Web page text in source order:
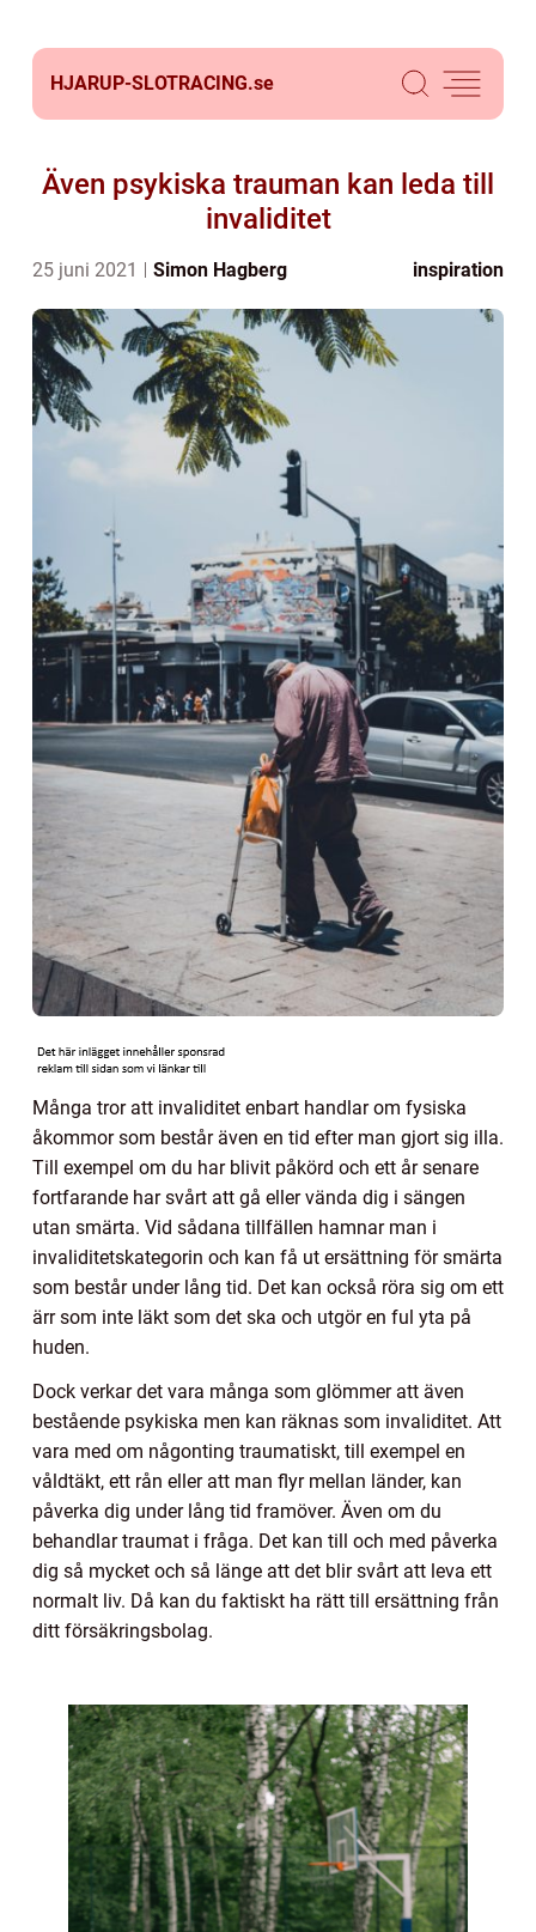
HJARUP-SLOTRACING.se
Även psykiska trauman kan leda till
invaliditet
25 juni 2021 Simon Hagberg inspiration
Många tror att invaliditet enbart handlar om fysiska
åkommor som består även en tid efter man gjort sig illa.
Till exempel om du har blivit påkörd och ett år senare
fortfarande har svårt att gå eller vända dig i sängen
utan smärta. Vid sådana tillfällen hamnar man i
invaliditetskategorin och kan få ut ersättning för smärta
som består under lång tid. Det kan också röra sig om ett
ärr som inte läkt som det ska och utgör en ful yta på
huden.
Dock verkar det vara många som glömmer att även
bestående psykiska men kan räknas som invaliditet. Att
vara med om någonting traumatiskt, till exempel en
våldtäkt, ett rån eller att man flyr mellan länder, kan
påverka dig under lång tid framöver. Även om du
behandlar traumat i fråga. Det kan till och med påverka
dig så mycket och så länge att det blir svårt att leva ett
normalt liv. Då kan du faktiskt ha rätt till ersättning från
ditt försäkringsbolag.